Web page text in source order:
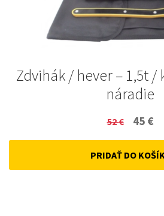
Zdvihák / hever – 1,5t /
náradie
52€
Original
price
was:
45 €
PRIDAŤ DO